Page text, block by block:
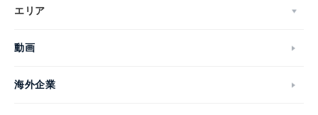
エリア
動画
海外企業